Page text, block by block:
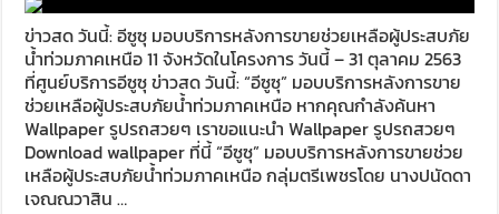
ข่าวสด วันนี้: อีซูซุ มอบบริการหลังการขายช่วยเหลือผู้ประสบภัย
น้ำท่วมภาคเหนือ 11 จังหวัดในโครงการ วันนี้ – 31 ตุลาคม 2563
ที่ศูนย์บริการอีซูซุ ข่าวสด วันนี้: “อีซูซุ” มอบบริการหลังการขาย
ช่วยเหลือผู้ประสบภัยน้ำท่วมภาคเหนือ หากคุณกำลังค้นหา
Wallpaper รูปรถสวยๆ เราขอแนะนำ Wallpaper รูปรถสวยๆ
Download wallpaper ที่นี้ “อีซูซุ” มอบบริการหลังการขายช่วย
เหลือผู้ประสบภัยน้ำท่วมภาคเหนือ กลุ่มตรีเพชรโดย นางปนัดดา
เจณณวาสิน …